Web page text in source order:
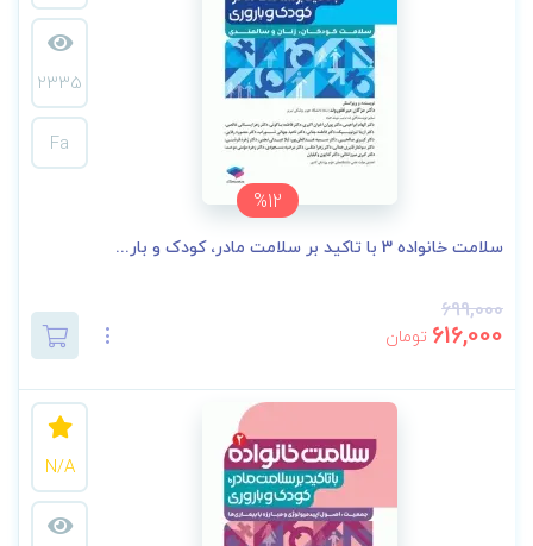
%12
2335
Fa
سلامت خانواده 3 با تاکید بر سلامت مادر، کودک و بار...
699,000
616,000 تومان
N/A